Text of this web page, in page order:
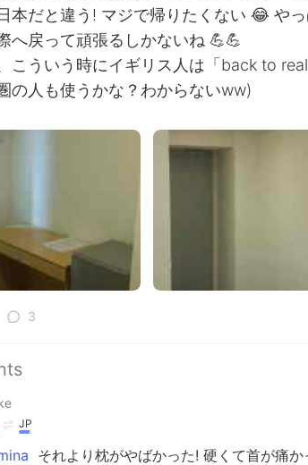
本だと違う! マジで帰りたくない 😂 や
へ戻って頑張るしかないね 💪💪
こういう時にイギリス人は「back to
の人も使うかな？わからないww)
3
JP
それより枕がやばかった! 硬くて首が痛か